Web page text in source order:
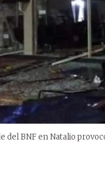
del BNF en Natalio